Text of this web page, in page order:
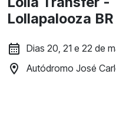
Lollapalooza
Dias 20, 21 e 22 de
Autódromo José